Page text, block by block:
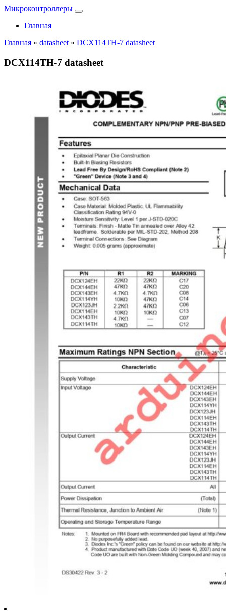
Микроконтроллеры
Главная
Главная » datasheet » DCX114TH-7 datasheet
DCX114TH-7 datasheet